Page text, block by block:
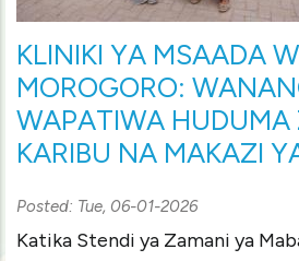
KLINIKI YA MSAADA
MOROGORO:
WAPATIWA HUDUMA
KARIBU NA MAKAZI
Posted: Tue, 06-01-2026
Katika Stendi ya Zamani ya